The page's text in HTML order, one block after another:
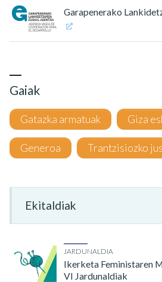
Garapenerako
Gaiak
Gatazka armatuak Giza
Generoa Trantzisiozko
Ekitaldiak
JARDUNALDIA
Ikerketa Feministaren
VI Jardunaldiak